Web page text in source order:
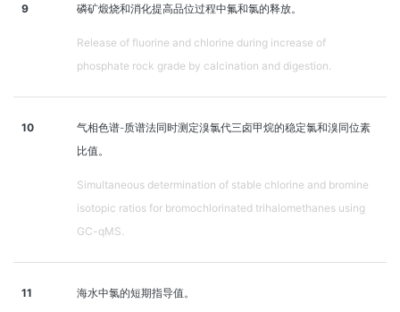
9 磷矿煅烧和消化提高品位过程中氟和氯的释放。
Release of fluorine and chlorine during increase of
phosphate rock grade by calcination and digestion.
10
气相色谱-质谱法同时测定溴氯代三卤甲烷的稳定氯和溴同位素
比值。
Simultaneous determination of stable chlorine and bromine
isotopic ratios for bromochlorinated trihalomethanes using
GC-qMS.
11 海水中氯的短期指导值。